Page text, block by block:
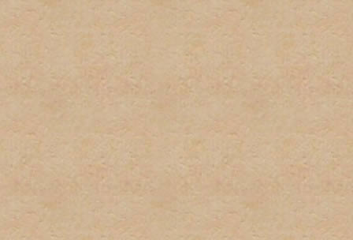
7. Se tratará de poner
deberá tomar el tiempo
descripciones de los
puestos en las áreas
preguntas, asi como los